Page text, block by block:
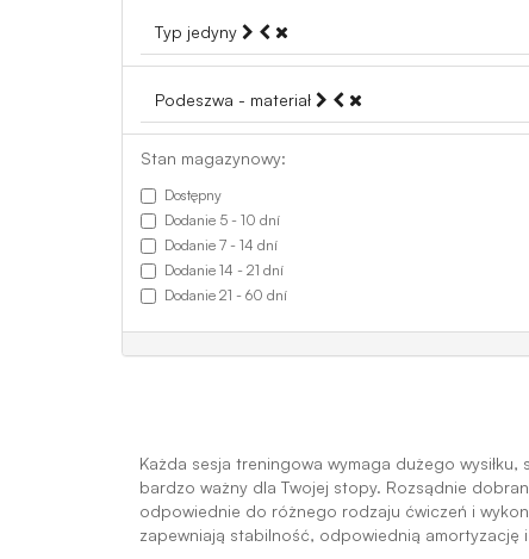
Typ jedyny
Podeszwa - materiał
Stan magazynowy:
Dostępny
Dodanie 5 - 10 dní
Dodanie 7 - 14 dní
Dodanie 14 - 21 dní
Dodanie 21 - 60 dní
Każda sesja treningowa wymaga dużego
bardzo ważny dla Twojej stopy. Rozsądnie
odpowiednie do różnego rodzaju ćwiczeń i
zapewniają stabilność, odpowiednią amortyzację